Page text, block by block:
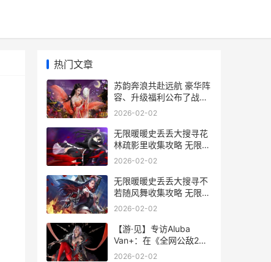
热门文章
苏韵奔浪共赴远航 豪华阵
容、升级福利公布了战舰
世界日
2026-02-02
无限暖暖史丢丢大搜寻花
林疏影里收集攻略 无限暖
暖史丢丢位置1.8
2026-02-02
无限暖暖史丢丢大搜寻不
若随风舞收集攻略 无限暖
暖史丢丢侠义在丢心
2026-02-02
【游·见】专访Aluba
Van+：在《全网公敌2新
世界》中探寻AI与真相的
2026-02-02